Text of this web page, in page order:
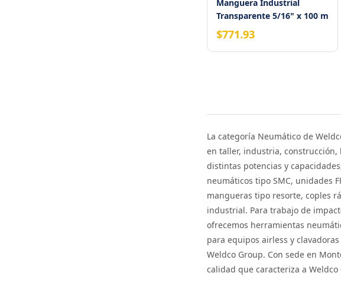
Manguera Industrial
Transparente 5/16" x 100 m
$771.93
La categoría Neumático de
en taller, industria,
distintas potencias y
neumáticos tipo SMC, unidades
mangueras tipo resorte, coples
industrial. Para trabajo de
ofrecemos herramientas
para equipos airless y
Weldco Group. Con sede en
calidad que caracteriza a Weldco